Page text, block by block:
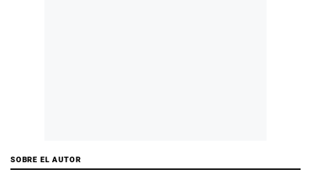
SOBRE EL AUTOR